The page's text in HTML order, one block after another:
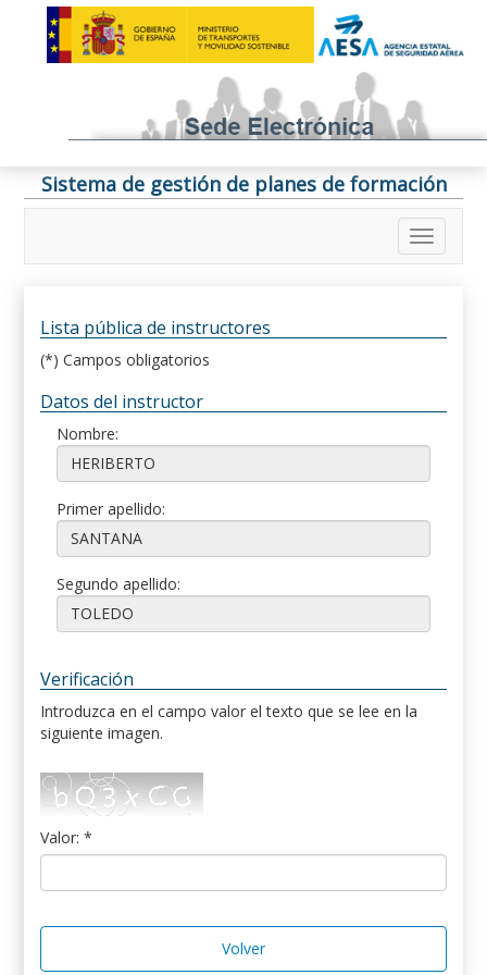
Sistema de gestión de planes de formación
Lista pública de instructores
(*) Campos obligatorios
Datos del instructor
Nombre:
Primer apellido:
Segundo apellido:
Verificación
Introduzca en el campo valor el texto que se lee en la
siguiente imagen.
Valor: *
Volver